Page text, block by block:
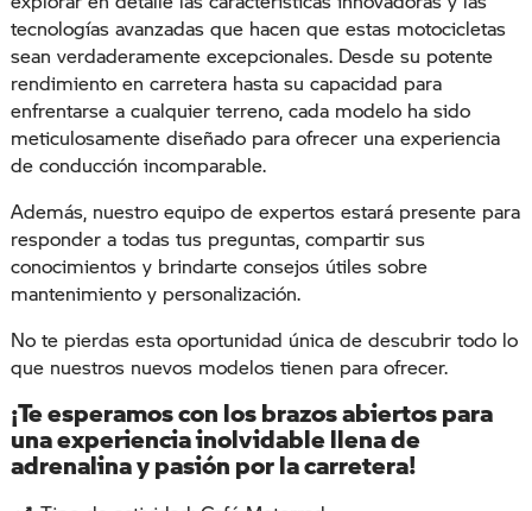
tecnologías avanzadas que hacen que estas motocicletas
sean verdaderamente excepcionales. Desde su potente
rendimiento en carretera hasta su capacidad para
enfrentarse a cualquier terreno, cada modelo ha sido
meticulosamente diseñado para ofrecer una experiencia
de conducción incomparable.
Además, nuestro equipo de expertos estará presente para
responder a todas tus preguntas, compartir sus
conocimientos y brindarte consejos útiles sobre
mantenimiento y personalización.
No te pierdas esta oportunidad única de descubrir todo lo
que nuestros nuevos modelos tienen para ofrecer.
¡Te esperamos con los brazos abiertos para
una experiencia inolvidable llena de
adrenalina y pasión por la carretera!